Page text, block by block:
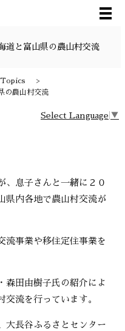
メ
道と富山県の農山村交流
Topics
の農山村交流
Select Language ▼
息子さんと一緒に２０
県内各地で農山村交流が
事業や移住定住事業を
田由樹子氏の紹介によ
交流を行っています。
大長谷ふるさとセンター